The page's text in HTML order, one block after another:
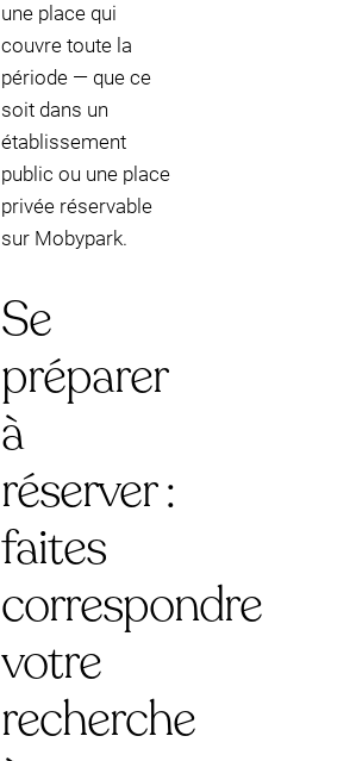
une place qui
couvre toute la
période — que ce
soit dans un
établissement
public ou une place
privée réservable
sur Mobypark.
Se
préparer
à
réserver :
faites
correspondre
votre
recherche